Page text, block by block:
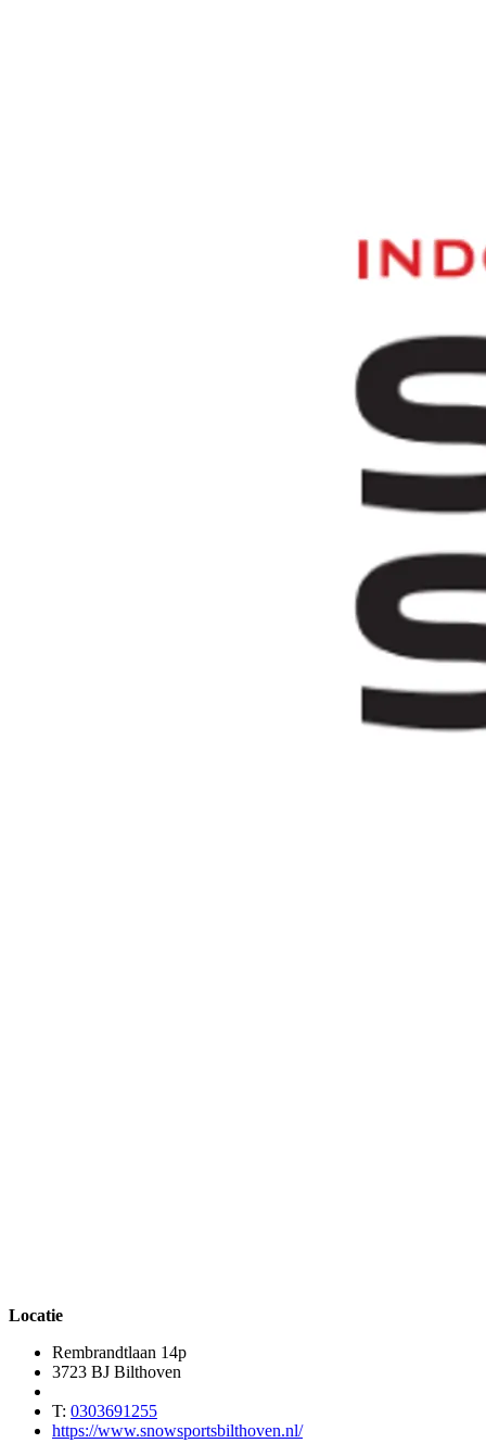
Locatie
Rembrandtlaan 14p
3723 BJ Bilthoven
T: 0303691255
https://www.snowsportsbilthoven.nl/